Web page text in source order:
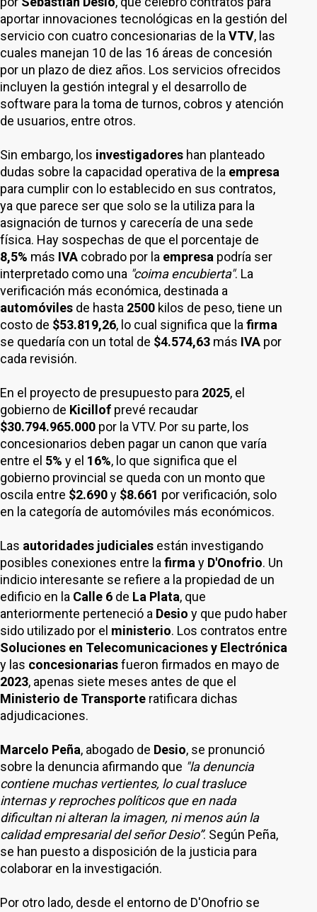
aportar innovaciones tecnológicas en la gestión del
servicio con cuatro concesionarias de la VTV, las
cuales manejan 10 de las 16 áreas de concesión
por un plazo de diez años. Los servicios ofrecidos
incluyen la gestión integral y el desarrollo de
software para la toma de turnos, cobros y atención
de usuarios, entre otros.
Sin embargo, los investigadores han planteado
dudas sobre la capacidad operativa de la empresa
para cumplir con lo establecido en sus contratos,
ya que parece ser que solo se la utiliza para la
asignación de turnos y carecería de una sede
física. Hay sospechas de que el porcentaje de
8,5% más IVA cobrado por la empresa podría ser
interpretado como una "coima encubierta". La
verificación más económica, destinada a
automóviles de hasta 2500 kilos de peso, tiene un
costo de $53.819,26, lo cual significa que la firma
se quedaría con un total de $4.574,63 más IVA por
cada revisión.
En el proyecto de presupuesto para 2025, el
gobierno de Kicillof prevé recaudar
$30.794.965.000 por la VTV. Por su parte, los
concesionarios deben pagar un canon que varía
entre el 5% y el 16%, lo que significa que el
gobierno provincial se queda con un monto que
oscila entre $2.690y $8.661 por verificación, solo
en la categoría de automóviles más económicos.
Las autoridades judiciales están investigando
posibles conexiones entre la firma y D'Onofrio. Un
indicio interesante se refiere a la propiedad de un
edificio en la Calle 6 de La Plata, que
anteriormente perteneció a Desio y que pudo haber
sido utilizado por el ministerio. Los contratos entre
Soluciones en Telecomunicaciones y Electrónica
y las concesionariasfueron firmados en mayo de
2023, apenas siete meses antes de que el
Ministerio de Transporte ratificara dichas
adjudicaciones.
Marcelo Peña, abogado de Desio, se pronunció
sobre la denuncia afirmando que "la denuncia
contiene muchas vertientes, lo cual trasluce
internas y reproches políticos que en nada
dificultan ni alteran la imagen, ni menos aún la
calidad empresarial del señor Desio”. Según Peña,
se han puesto a disposición de la justicia para
colaborar en la investigación.
Por otro lado, desde el entorno de D'Onofrio se